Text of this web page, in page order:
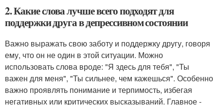
2. Какие слова лучше всего подходят для
поддержки друга в депрессивном состоянии
Важно выражать свою заботу и поддержку другу, говоря
ему, что он не один в этой ситуации. Можно
использовать слова вроде: "Я здесь для тебя", "Ты
важен для меня", "Ты сильнее, чем кажешься". Особенно
важно проявлять понимание и терпимость, избегая
негативных или критических высказываний. Главное -